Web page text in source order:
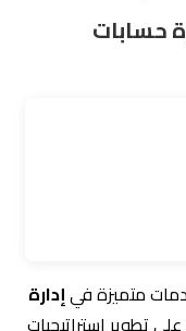
حسابات
من تواجد
لها نتائج إيجابية